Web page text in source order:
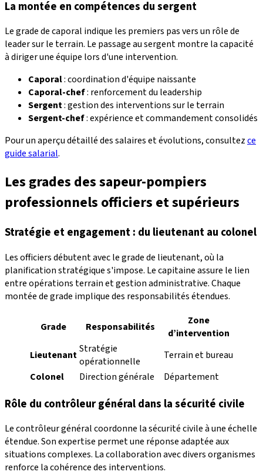
La montée en compétences du sergent
Le grade de caporal indique les premiers pas vers un rôle de
leader sur le terrain. Le passage au sergent montre la capacité
à diriger une équipe lors d'une intervention.
Caporal: coordination d'équipe naissante
Caporal-chef: renforcement du leadership
Sergent: gestion des interventions sur le terrain
Sergent-chef: expérience et commandement consolidés
Pour un aperçu détaillé des salaires et évolutions, consultezce
guide salarial.
Les grades des sapeur-pompiers
professionnels officiers et supérieurs
Stratégie et engagement : du lieutenant au colonel
Les officiers débutent avec le grade de lieutenant, où la
planification stratégique s'impose. Le capitaine assure le lien
entre opérations terrain et gestion administrative. Chaque
montée de grade implique des responsabilités étendues.
Grade Responsabilités
Zone
d’intervention
LieutenantStratégie
opérationnelle
Terrain et bureau
Colonel
Direction générale Département
Rôle du contrôleur général dans la sécurité civile
Le contrôleur général coordonne la sécurité civile à une échelle
étendue. Son expertise permet une réponse adaptée aux
situations complexes. La collaboration avec divers organismes
renforce la cohérence des interventions.